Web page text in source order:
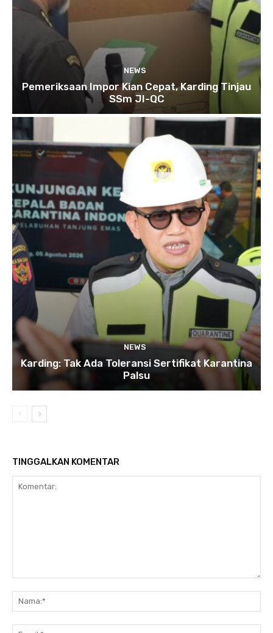
NEWS
Pemeriksaan Impor Kian Cepat, Karding Tinjau
SSm JI-QC
NEWS
Karding: Tak Ada Toleransi Sertifikat Karantina
Palsu
TINGGALKAN KOMENTAR